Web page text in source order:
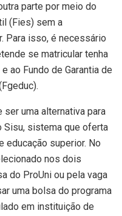
parte por meio do
(Fies) sem a
Para isso, é necessário
se matricular tenha
ao Fundo de Garantia de
ser uma alternativa para
Sisu, sistema que oferta
superior. No
nos dois
do ProUni ou pela vaga
uma bolsa do programa
em instituição de